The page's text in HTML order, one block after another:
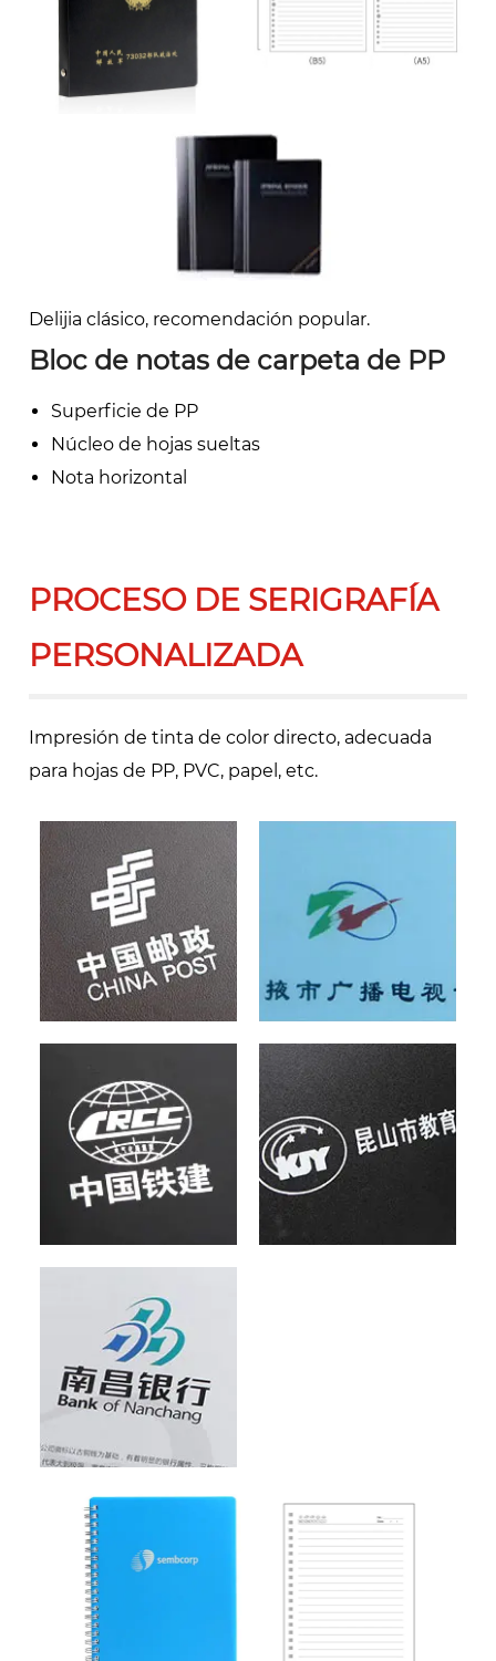
Delijia clásico, recomendación popular.
Bloc de notas de carpeta de PP
Superficie de PP
Núcleo de hojas sueltas
Nota horizontal
PROCESO DE SERIGRAFÍA
PERSONALIZADA
Impresión de tinta de color directo, adecuada
para hojas de PP, PVC, papel, etc.